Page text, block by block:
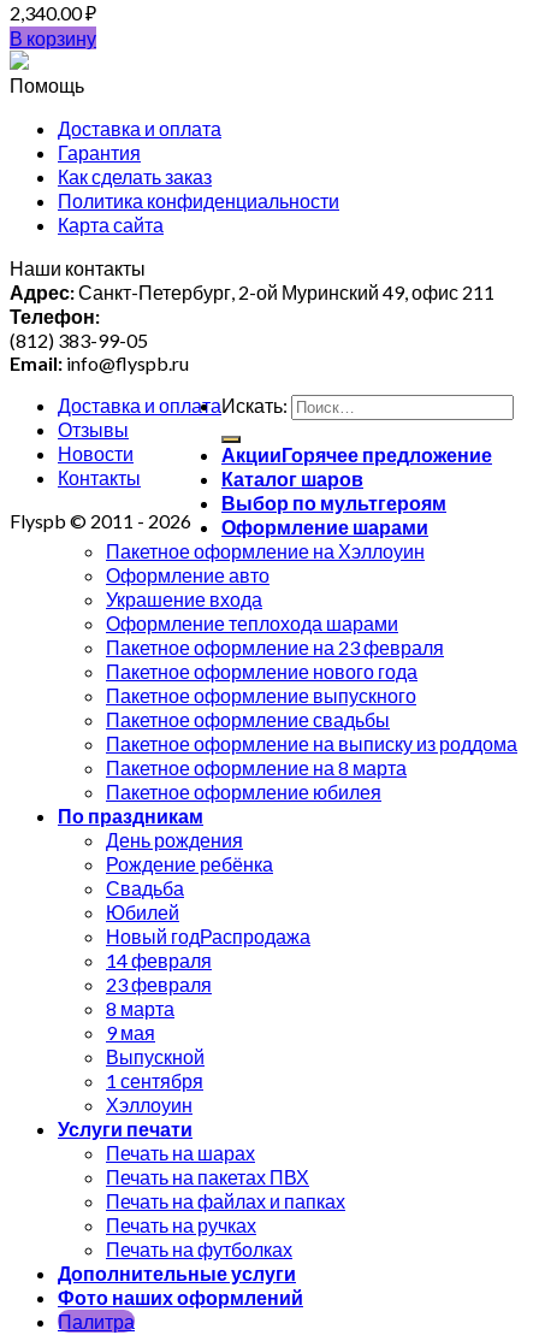
2,340.00₽
В корзину
Помощь
Доставка и оплата
Гарантия
Как сделать заказ
Политика конфиденциальности
Карта сайта
Наши контакты
Адрес:Санкт-Петербург, 2-ой Муринский 49, офис 211
Телефон:
(812) 383-99-05
Email: info@flyspb.ru
Доставка и оплата
Отзывы
Новости
Контакты
Flyspb © 2011 - 2026
Искать:
Акции
Каталог шаров
Выбор по мультгероям
Оформление шарами
Пакетное оформление на Хэллоуин
Оформление авто
Украшение входа
Оформление теплохода шарами
Пакетное оформление на 23 февраля
Пакетное оформление нового года
Пакетное оформление выпускного
Пакетное оформление свадьбы
Пакетное оформление на выписку из роддома
Пакетное оформление на 8 марта
Пакетное оформление юбилея
По праздникам
День рождения
Рождение ребёнка
Свадьба
Юбилей
Новый год
14 февраля
23 февраля
8 марта
9 мая
Выпускной
1 сентября
Хэллоуин
Услуги печати
Печать на шарах
Печать на пакетах ПВХ
Печать на файлах и папках
Печать на ручках
Печать на футболках
Дополнительные услуги
Фото наших оформлений
Палитра